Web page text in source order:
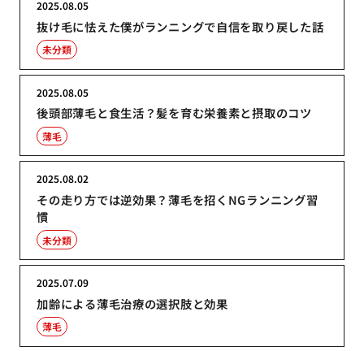
抜け毛に怯えた僕がランニングで自信を取り戻した話
2025.08.05
未分類
後頭部薄毛と食生活？髪を育む栄養素と摂取のコツ
2025.08.05
薄毛
その走り方では逆効果？薄毛を招くNGランニング習
慣
2025.08.02
未分類
加齢による薄毛治療の選択肢と効果
2025.07.09
薄毛